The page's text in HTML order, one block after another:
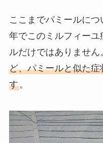
ここまでパミールに
年でこのミルフィー
ルだけではありません
ど、パミールと似た
す。